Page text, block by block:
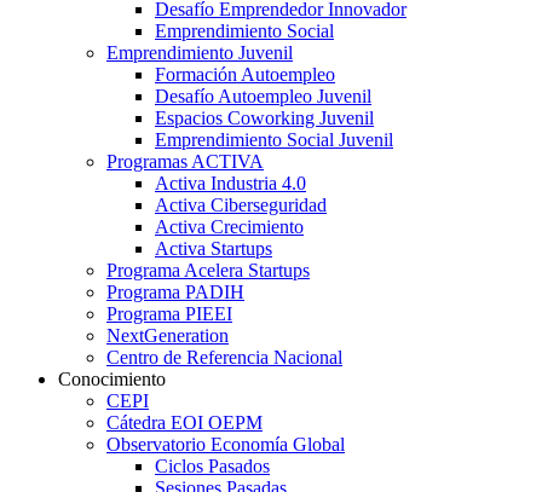
Desafío Emprendedor Innovador
Emprendimiento Social
Emprendimiento Juvenil
Formación Autoempleo
Desafío Autoempleo Juvenil
Espacios Coworking Juvenil
Emprendimiento Social Juvenil
Programas ACTIVA
Activa Industria 4.0
Activa Ciberseguridad
Activa Crecimiento
Activa Startups
Programa Acelera Startups
Programa PADIH
Programa PIEEI
NextGeneration
Centro de Referencia Nacional
Conocimiento
CEPI
Cátedra EOI OEPM
Observatorio Economía Global
Ciclos Pasados
Sesiones Pasadas